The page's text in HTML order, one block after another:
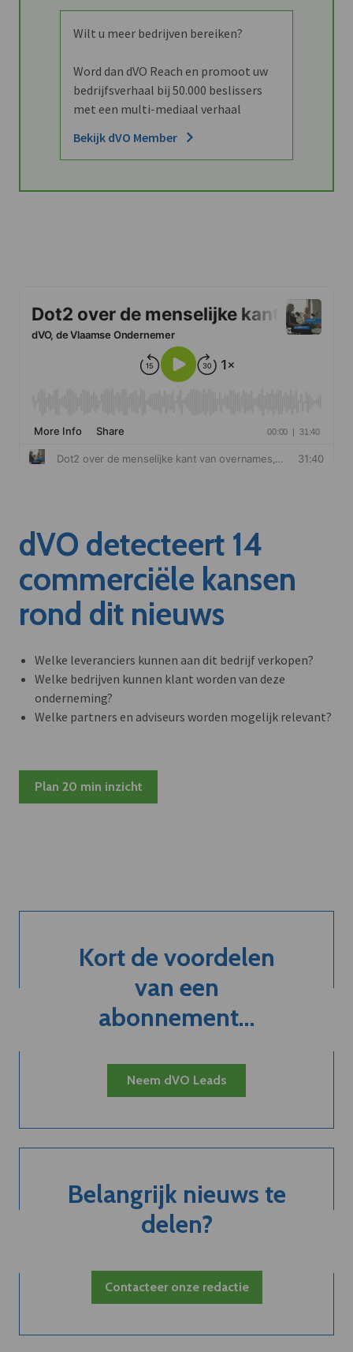
Wilt u meer bedrijven bereiken?
Word dan dVO Reach en promoot uw
bedrijfsverhaal bij 50.000 beslissers
met een multi-mediaal verhaal
Bekijk dVO Member
dVO detecteert 14
commerciële kansen
rond dit nieuws
Welke leveranciers kunnen aan dit bedrijf verkopen?
Welke bedrijven kunnen klant worden van deze
onderneming?
Welke partners en adviseurs worden mogelijk relevant?
Plan 20 min inzicht
Kort de voordelen
van een
abonnement...
Neem dVO Leads
Belangrijk nieuws te
delen?
Contacteer onze redactie